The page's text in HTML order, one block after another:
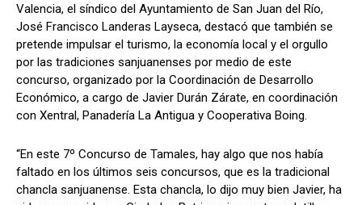
Valencia, el síndico del Ayuntamiento de San Juan del Río,
José Francisco Landeras Layseca, destacó que también se
pretende impulsar el turismo, la economía local y el orgullo
por las tradiciones sanjuanenses por medio de este
concurso, organizado por la Coordinación de Desarrollo
Económico, a cargo de Javier Durán Zárate, en coordinación
con Xentral, Panadería La Antigua y Cooperativa Boing.
“En este 7º Concurso de Tamales, hay algo que nos había
faltado en los últimos seis concursos, que es la tradicional
chancla sanjuanense. Esta chancla, lo dijo muy bien Javier, ha